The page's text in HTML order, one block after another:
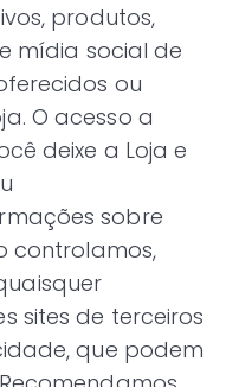
produtos,
mídia social de
ou
O acesso a
deixe a Loja e
sobre
controlamos,
sites de terceiros
que podem